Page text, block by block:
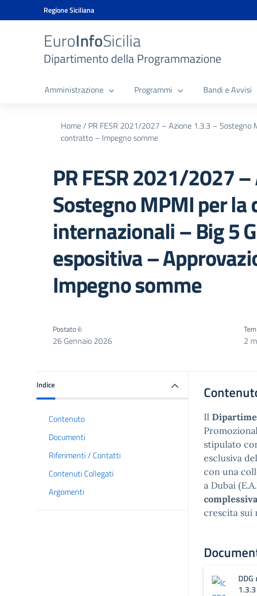
Vai ai contenuti
Vai al menu di navigazione
Vai al banner delle Cookie Policy
Regione Siciliana
EuroInfoSicilia
Dipartimento della Programmazione
Amministrazione Programmi Bandi e Avvisi
Home/ PR FESR 2021/2027 – Azione 1.3.3 –
contratto – Impegno somme
PR FESR 2021/2027
Sostegno MPMI per
internazionali – Big 5
espositiva –
Impegno somme
Postato il:
26 Gennaio 2026 2
Indice
Contenuto
Documenti
Riferimenti / Contatti
Contenuti Collegati
Argomenti
Il
stipulato
esclusiva
con una
a Dubai
complessiva
crescita sui